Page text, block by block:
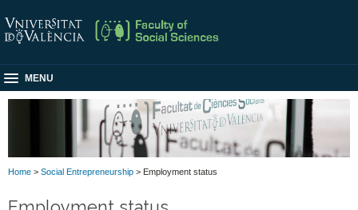
MENU
Home > Social Entrepreneurship > Employment status